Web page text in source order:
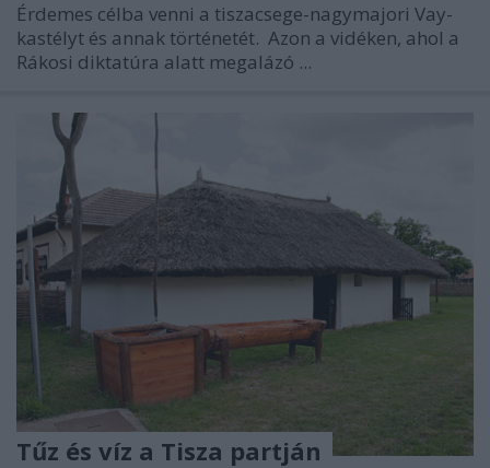
Érdemes célba venni a tiszacsege-nagymajori Vay-
kastélyt és annak történetét. Azon a vidéken, ahol a
Rákosi diktatúra alatt megalázó ...
Tűz és víz a Tisza partján